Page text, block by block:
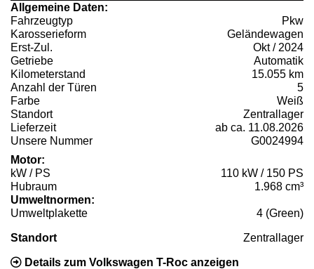
Allgemeine Daten:
Fahrzeugtyp
Pkw
Karosserieform
Geländewagen
Erst-Zul.
Okt / 2024
Getriebe
Automatik
Kilometerstand
15.055 km
Anzahl der Türen
5
Farbe
Weiß
Standort
Zentrallager
Lieferzeit
ab ca. 11.08.2026
Unsere Nummer
G0024994
Motor:
kW / PS
110 kW / 150 PS
Hubraum
1.968 cm³
Umweltnormen:
Umweltplakette
4 (Green)
Standort Zentrallager
Details zum Volkswagen T-Roc anzeigen